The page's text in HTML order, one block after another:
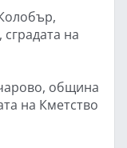
на
община
на Кметство